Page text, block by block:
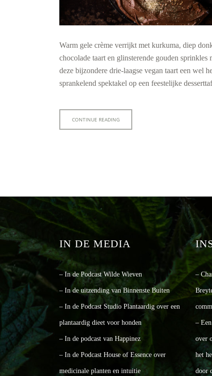
Warm gele crème verrijkt met kurkuma, diep
chocolade taart en glinsterende gouden sprinkles
deze bijzondere drie-laagse vegan taart een wel
sprankelend spektakel op een feestelijke
CONTINUE READING
IN DE MEDIA
– In de Podcast Wilde Wieven
– In de uitzending van Binnenste Buiten
– In de Podcast Studio Plantaardig over een
plantaardig dieet voor honden
– In de podcast van Happinez
– In de Podcast House of Essence over
medicinale planten en intuitie
–
–
over
het
door